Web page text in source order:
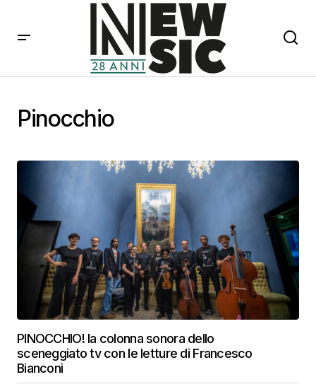
Pinocchio
PINOCCHIO! la colonna sonora dello
sceneggiato tv con le letture di Francesco
Bianconi